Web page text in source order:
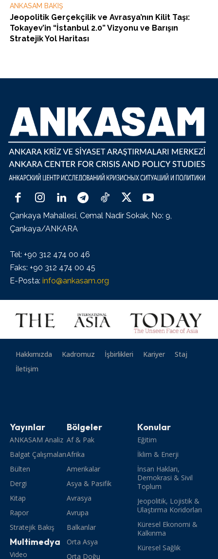
ANKASAM BAKIŞ
Jeopolitik Gerçekçilik ve Avrasya’nın Kilit Taşı:
Tokayev’in “İstanbul 2.0” Vizyonu ve Barışın
Stratejik Yol Haritası
Çankaya Mahallesi, Cemal Nadir Sokak, No: 9,
Çankaya/ANKARA
Tel: +90 312 474 00 46
Faks: +90 312 474 00 45
E-Posta: info@ankasam.org
Hakkımızda Kadromuz İşbirlikleri Kariyer
Staj
İletişim
Yayınlar
ANKASAM Analiz
Balgat Çalışmaları
Bülten
Dergi
Kitap
Rapor
Stratejik Bakış
Multimedya
Video
Bölgeler
Af & Pak
Afrika
Amerikalar
Asya & Pasifik
Avrasya
Avrupa
Balkanlar
Orta Asya
Orta Doğu
Konular
Eğitim
İklim & Enerji
İnsan Hakları,
Demokrasi & Sivil
Toplum
Jeopolitik, Lojistik &
Ulaştırma Koridorları
Küresel Ekonomi &
Kalkınma
Küresel Sağlık